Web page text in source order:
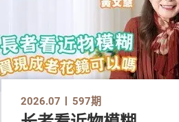
2026.07 597期